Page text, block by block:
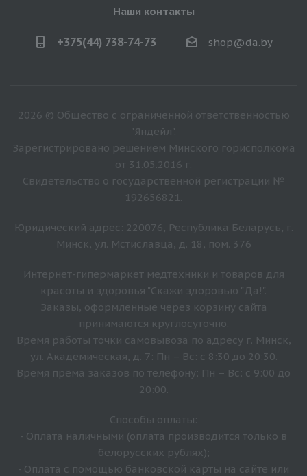
Наши контакты
+375(44) 738-74-73 shop@da.by
2026 © Общество с ограниченной ответственностью
"Яндейл".
Зарегистрировано решением Минского горисполкома
от 31.05.2016 г.
Свидетельство о государственной регистрации №
192656821.
Юридический адрес: 220076, Республика Беларусь, г.
Минск, ул. Мстиславца, д. 18, пом. 376
Интернет-гипермаркет медтехники и товаров для
красоты и здоровья "Скажи здоровью "Да!".
Заказы, оформленные через корзину сайта
принимаются круглосуточно.
Время работы точки самовывоза по адресу г. Минск,
ул. Академическая, д. 7: Пн – Вс: с 8:30 до 20:30.
Время прёма заказов по телефону: Пн – Вс: с 9:00 до
20:00.
Способы оплаты:
- Оплата наличными (оплата производится только в
белорусских рублях);
- Оплата с помощью банковской карты на сайте или